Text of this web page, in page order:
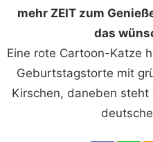
mehr ZEIT zum
das
Eine rote Cartoon-Katze
Geburtstagstorte mit
Kirschen, daneben